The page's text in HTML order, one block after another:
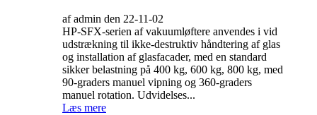
af admin den 22-11-02
HP-SFX-serien af ​​vakuumløftere anvendes i vid
udstrækning til ikke-destruktiv håndtering af glas
og installation af glasfacader, med en standard
sikker belastning på 400 kg, 600 kg, 800 kg, med
90-graders manuel vipning og 360-graders
manuel rotation. Udvidelses...
Læs mere